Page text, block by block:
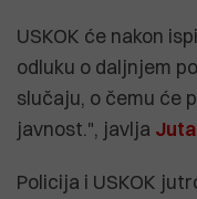
USKOK će nakon
odluku o daljnjem
slučaju, o čemu će
javnost.", javlja
Policija i USKOK